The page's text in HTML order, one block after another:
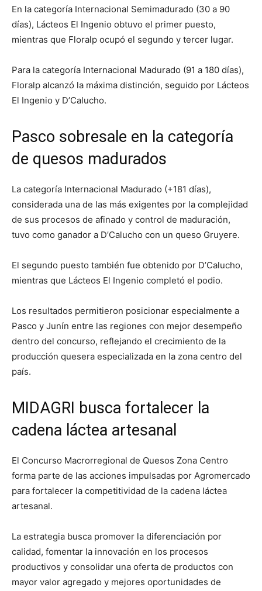
En la categoría Internacional Semimadurado (30 a 90
días), Lácteos El Ingenio obtuvo el primer puesto,
mientras que Floralp ocupó el segundo y tercer lugar.
Para la categoría Internacional Madurado (91 a 180 días),
Floralp alcanzó la máxima distinción, seguido por Lácteos
El Ingenio y D’Calucho.
Pasco sobresale en la categoría
de quesos madurados
La categoría Internacional Madurado (+181 días),
considerada una de las más exigentes por la complejidad
de sus procesos de afinado y control de maduración,
tuvo como ganador a D’Calucho con un queso Gruyere.
El segundo puesto también fue obtenido por D’Calucho,
mientras que Lácteos El Ingenio completó el podio.
Los resultados permitieron posicionar especialmente a
Pasco y Junín entre las regiones con mejor desempeño
dentro del concurso, reflejando el crecimiento de la
producción quesera especializada en la zona centro del
país.
MIDAGRI busca fortalecer la
cadena láctea artesanal
El Concurso Macrorregional de Quesos Zona Centro
forma parte de las acciones impulsadas por Agromercado
para fortalecer la competitividad de la cadena láctea
artesanal.
La estrategia busca promover la diferenciación por
calidad, fomentar la innovación en los procesos
productivos y consolidar una oferta de productos con
mayor valor agregado y mejores oportunidades de